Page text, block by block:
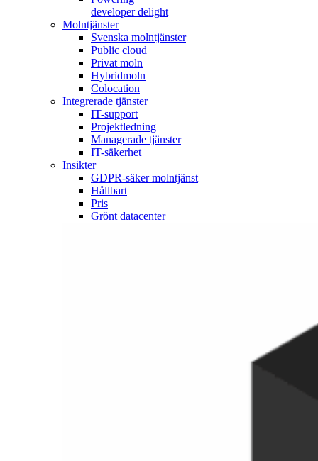
developer delight
Molntjänster
Svenska molntjänster
Public cloud
Privat moln
Hybridmoln
Colocation
Integrerade tjänster
IT-support
Projektledning
Managerade tjänster
IT-säkerhet
Insikter
GDPR-säker molntjänst
Hållbart
Pris
Grönt datacenter